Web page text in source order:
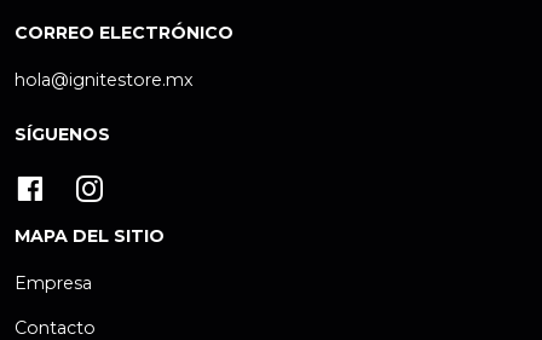
CORREO ELECTRÓNICO
hola@ignitestore.mx
SÍGUENOS
MAPA DEL SITIO
Empresa
Contacto